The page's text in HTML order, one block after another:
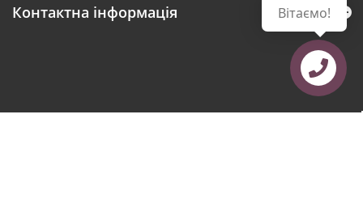
Контактна інформація Вітаємо!